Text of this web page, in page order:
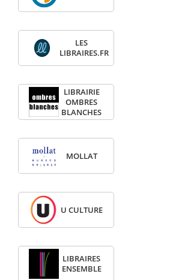
LES
LIBRAIRES.FR
LIBRAIRIE
OMBRES
BLANCHES
MOLLAT
U CULTURE
LIBRAIRES
ENSEMBLE